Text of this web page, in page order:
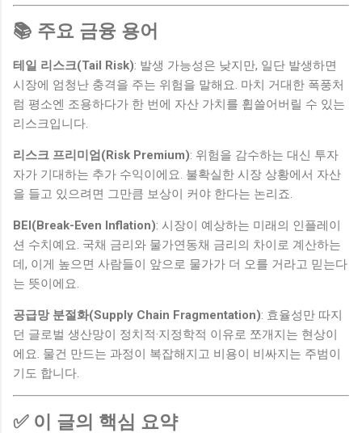
📚 주요 금융 용어
테일 리스크(Tail Risk): 발생 가능성은 낮지만, 일단 발생하면
시장에 엄청난 충격을 주는 위험을 말해요. 마치 거대한 폭풍처
럼 평소엔 조용하다가 한 번에 자산 가치를 휩쓸어버릴 수 있는
리스크입니다.
리스크 프리미엄(Risk Premium): 위험을 감수하는 대신 투자
자가 기대하는 추가 수익이에요. 불확실한 시장 상황에서 자산
을 들고 있으려면 그만큼 보상이 커야 한다는 논리죠.
BEI(Break-Even Inflation): 시장이 예상하는 미래의 인플레이
션 수치예요. 국채 금리와 물가연동채 금리의 차이로 계산하는
데, 이게 높으면 사람들이 앞으로 물가가 더 오를 거라고 믿는다
는 뜻이에요.
공급망 분절화(Supply Chain Fragmentation): 효율성만 따지
던 글로벌 생산망이 정치적·지정학적 이유로 쪼개지는 현상이
에요. 물건 만드는 과정이 복잡해지고 비용이 비싸지는 주범이
기도 합니다.
✅ 이 글의 핵심 요약